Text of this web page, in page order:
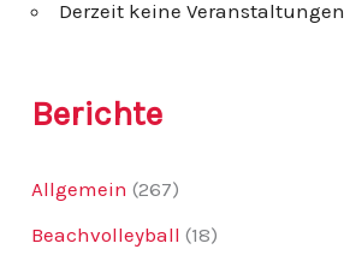
a
Derzeit keine Veranstaltungen
Berichte
Allgemein (267)
Beachvolleyball (18)